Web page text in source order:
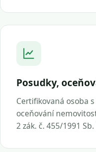
Posudky,
Certifikovaná osoba
oceňování
2 zák. č. 455/1991